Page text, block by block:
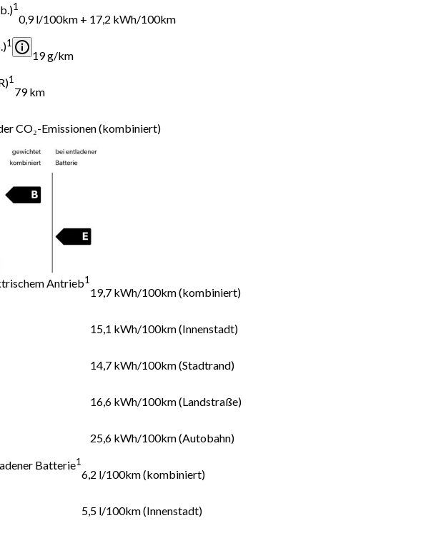
1
0,9 l/100km + 17,2 kWh/100km
1
19 g/km
1
79 km
CO₂-Emissionen (kombiniert)
Antrieb1
19,7 kWh/100km (kombiniert)
15,1 kWh/100km (Innenstadt)
14,7 kWh/100km (Stadtrand)
16,6 kWh/100km (Landstraße)
25,6 kWh/100km (Autobahn)
Batterie1
6,2 l/100km (kombiniert)
5,5 l/100km (Innenstadt)